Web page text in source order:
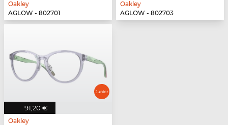
Oakley
AGLOW - 802701
Oakley
AGLOW - 802703
91,20 €
Oakley